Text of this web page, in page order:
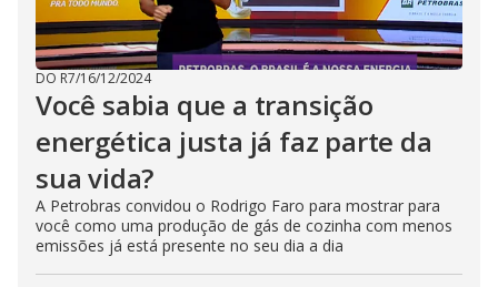
DO R7/16/12/2024
Você sabia que a transição
energética justa já faz parte da
sua vida?
A Petrobras convidou o Rodrigo Faro para mostrar para
você como uma produção de gás de cozinha com menos
emissões já está presente no seu dia a dia